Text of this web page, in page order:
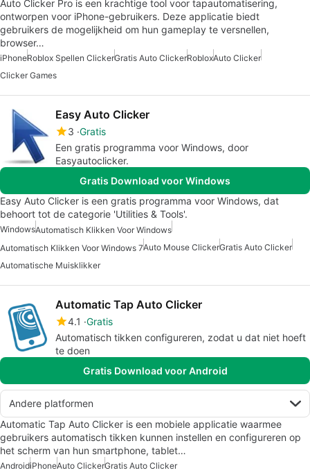
Auto Clicker Pro is een krachtige tool voor tapautomatisering,
ontworpen voor iPhone-gebruikers. Deze applicatie biedt
gebruikers de mogelijkheid om hun gameplay te versnellen,
browser…
iPhoneRoblox Spellen ClickerGratis Auto ClickerRobloxAuto Clicker
Clicker Games
Easy Auto Clicker
3 Gratis
Een gratis programma voor Windows, door
Easyautoclicker.
Gratis Download voor Windows
Easy Auto Clicker is een gratis programma voor Windows, dat
behoort tot de categorie 'Utilities & Tools'.
WindowsAutomatisch Klikken Voor Windows
Automatisch Klikken Voor Windows 7Auto Mouse ClickerGratis Auto Clicker
Automatische Muisklikker
Automatic Tap Auto Clicker
4.1 Gratis
Automatisch tikken configureren, zodat u dat niet hoeft
te doen
Gratis Download voor Android
Andere platformen
Automatic Tap Auto Clicker is een mobiele applicatie waarmee
gebruikers automatisch tikken kunnen instellen en configureren op
het scherm van hun smartphone, tablet…
AndroidiPhoneAuto ClickerGratis Auto Clicker